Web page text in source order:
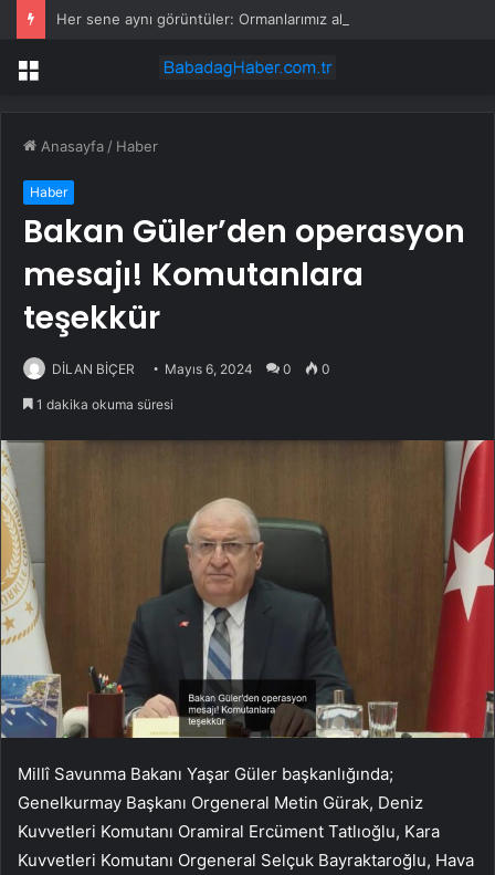
Menü
Anasayfa / Haber
Haber
Bakan Güler’den operasyon
mesajı! Komutanlara
teşekkür
DİLAN BİÇER Mayıs 6, 2024 0 0
1 dakika okuma süresi
Millî Savunma Bakanı Yaşar Güler başkanlığında;
Genelkurmay Başkanı Orgeneral Metin Gürak, Deniz
Kuvvetleri Komutanı Oramiral Ercüment Tatlıoğlu, Kara
Kuvvetleri Komutanı Orgeneral Selçuk Bayraktaroğlu, Hava